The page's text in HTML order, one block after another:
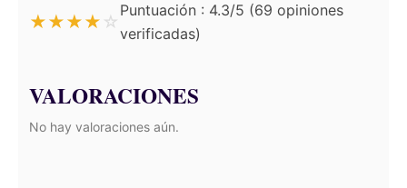
★★★★ ☆
Puntuación : 4.3/5 (69 opiniones
verificadas)
VALORACIONES
No hay valoraciones aún.